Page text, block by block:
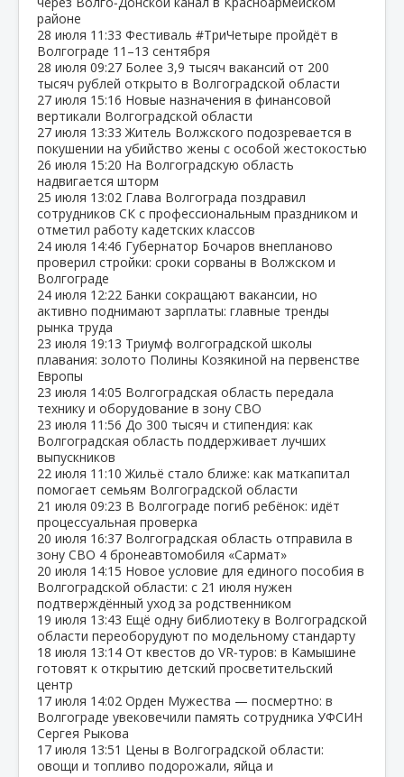
районе
28 июля 11:33 Фестиваль #ТриЧетыре пройдёт в
Волгограде 11–13 сентября
28 июля 09:27 Более 3,9 тысяч вакансий от 200
тысяч рублей открыто в Волгоградской области
27 июля 15:16 Новые назначения в финансовой
вертикали Волгоградской области
27 июля 13:33 Житель Волжского подозревается в
покушении на убийство жены с особой жестокостью
26 июля 15:20 На Волгоградскую область
надвигается шторм
25 июля 13:02 Глава Волгограда поздравил
сотрудников СК с профессиональным праздником и
отметил работу кадетских классов
24 июля 14:46 Губернатор Бочаров внепланово
проверил стройки: сроки сорваны в Волжском и
Волгограде
24 июля 12:22 Банки сокращают вакансии, но
активно поднимают зарплаты: главные тренды
рынка труда
23 июля 19:13 Триумф волгоградской школы
плавания: золото Полины Козякиной на первенстве
Европы
23 июля 14:05 Волгоградская область передала
технику и оборудование в зону СВО
23 июля 11:56 До 300 тысяч и стипендия: как
Волгоградская область поддерживает лучших
выпускников
22 июля 11:10 Жильё стало ближе: как маткапитал
помогает семьям Волгоградской области
21 июля 09:23 В Волгограде погиб ребёнок: идёт
процессуальная проверка
20 июля 16:37 Волгоградская область отправила в
зону СВО 4 бронеавтомобиля «Сармат»
20 июля 14:15 Новое условие для единого пособия в
Волгоградской области: с 21 июля нужен
подтверждённый уход за родственником
19 июля 13:43 Ещё одну библиотеку в Волгоградской
области переоборудуют по модельному стандарту
18 июля 13:14 От квестов до VR‑туров: в Камышине
готовят к открытию детский просветительский
центр
17 июля 14:02 Орден Мужества — посмертно: в
Волгограде увековечили память сотрудника УФСИН
Сергея Рыкова
17 июля 13:51 Цены в Волгоградской области:
овощи и топливо подорожали, яйца и